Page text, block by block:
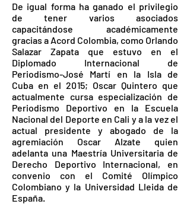
De igual forma ha ganado el privilegio
de tener varios asociados
capacitándose académicamente
gracias a Acord Colombia, como Orlando
Salazar Zapata que estuvo en el
Diplomado Internacional de
Periodismo-José Martí en la Isla de
Cuba en el 2015; Oscar Quintero que
actualmente cursa especialización de
Periodismo Deportivo en la Escuela
Nacional del Deporte en Cali y a la vez el
actual presidente y abogado de la
agremiación Oscar Alzate quien
adelanta una Maestría Universitaria de
Derecho Deportivo Internacional, en
convenio con el Comité Olímpico
Colombiano y la Universidad Lleida de
España.